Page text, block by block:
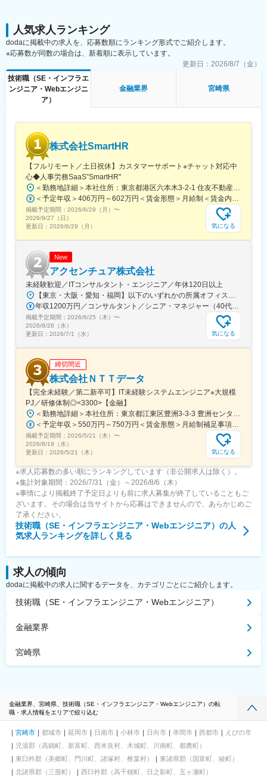
●プロダクトPMO
└社内向けにリリース日に対してのスケジュール進捗や課題に対
しての提言など円滑な進行のための支援業務
・プロジェクト管理の標準化推進
・プロジェクト進捗状況の定期的な評価
・開発を進める上での課題の発見と解決
・各会議のファシリテートと議事録の作成
【プロダクトの魅力】
金融とブロックチェーン技術を組み合わせた「円」を民間主導で
デジタル化する事に挑戦でき、未来に残るプロダクトの開発に携
われます。
業界をリードする多数の企業様に出資いただいている事から実現
可能性が非常に高く、新たな金融基盤を創出できます。
■働き方・福利厚生
◎在宅勤務：時間と場所問わず働く事ができ、地方在住の方も活
躍中
◎社用PC (Windows/Mac)、 携帯電話貸与
◎長期休暇取得可能
◎スクラム体制で高速にPDCAを回す開発環境
◎書籍購入制度（業務に関する書籍の購入金額の補助）
◎長期休暇取得可能（17連休取得実績あり）
変更の範囲：会社の定める業務
人気求人ランキング
dodaに掲載中の求人を、応募数順にランキング形式でご紹介します。
※応募数が同数の場合は、新着順に表示しています。
更新日： 2026/8/7（金）
技術職（SE・インフラエ
ンジニア・Webエンジニ
ア）
金融業界 宮崎県
株式会社SmartHR
【フルリモート／土日祝休】カスタマーサポート※チャット対応中
心◆人事労務SaaS”SmartHR"
掲載予定期間： 2026/6/29（月） 〜
2026/9/27（日）
更新日： 2026/6/29（月） 気になる
New
アクセンチュア株式会社
未経験歓迎／ITコンサルタント・エンジニア／年休120日以上
掲載予定期間： 2026/6/25（木） 〜
2026/8/26（水）
更新日： 2026/7/1（水） 気になる
締切間近
株式会社ＮＴＴデータ
【完全未経験／第二新卒可】IT未経験システムエンジニア※大規模
PJ／研修体制◎<3300>【金融】
掲載予定期間： 2026/5/21（木） 〜
2026/8/19（水）
更新日： 2026/5/21（木） 気になる
※求人応募数の多い順にランキングしています（非公開求人は除く）。
※集計対象期間：2026/7/31（金）～2026/8/6（木）
※事情により掲載終了予定日よりも前に求人募集が終了していることもご
ざいます。その場合は当サイトから応募はできませんので、あらかじめご
了承ください。
技術職（SE・インフラエンジニア・Webエンジニア） の人
気求人ランキングを詳しく見る
求人の傾向
dodaに掲載中の求人に関するデータを、カテゴリごとにご紹介します。
技術職（SE・インフラエンジニア・Webエンジニア）
金融業界
宮崎県
金融業界、宮崎県、技術職（SE・インフラエンジニア・Webエンジニア）の転
職・求人情報をエリアで絞り込む
宮崎市 都城市 延岡市 日南市 小林市 日向市 串間市 西都市
えびの市
児湯郡（高鍋町、新富町、西米良村、木城町、川南町、都農町）
東臼杵郡（美郷町、門川町、諸塚村、椎葉村）
東諸県郡（国富町、綾町）
北諸県郡（三股町）
西臼杵郡（高千穂町、日之影町、五ヶ瀬町）